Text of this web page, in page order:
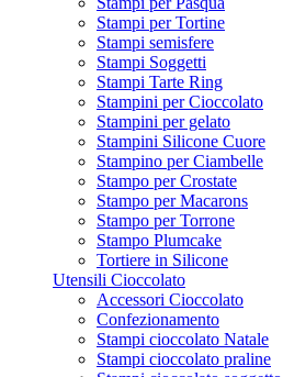
Stampi per Tortine
Stampi semisfere
Stampi Soggetti
Stampi Tarte Ring
Stampini per Cioccolato
Stampini per gelato
Stampini Silicone Cuore
Stampino per Ciambelle
Stampo per Crostate
Stampo per Macarons
Stampo per Torrone
Stampo Plumcake
Tortiere in Silicone
Utensili Cioccolato
Accessori Cioccolato
Confezionamento
Stampi cioccolato Natale
Stampi cioccolato praline